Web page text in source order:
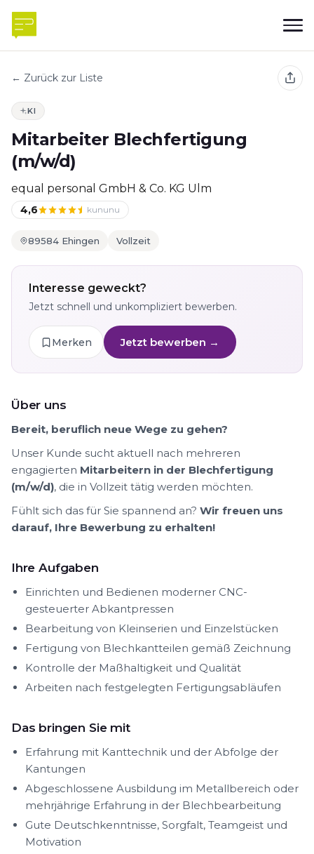
← Zurück zur Liste
KI
Mitarbeiter Blechfertigung
(m/w/d)
equal personal GmbH & Co. KG Ulm
4,6 kununu
89584 Ehingen Vollzeit
Interesse geweckt?
Jetzt schnell und unkompliziert bewerben.
Merken Jetzt bewerben →
Über uns
Bereit, beruflich neue Wege zu gehen?
Unser Kunde sucht aktuell nach mehreren
engagierten Mitarbeitern in der Blechfertigung
(m/w/d), die in Vollzeit tätig werden möchten.
Fühlt sich das für Sie spannend an? Wir freuen uns
darauf, Ihre Bewerbung zu erhalten!
Ihre Aufgaben
Einrichten und Bedienen moderner CNC-
gesteuerter Abkantpressen
Bearbeitung von Kleinserien und Einzelstücken
Fertigung von Blechkantteilen gemäß Zeichnung
Kontrolle der Maßhaltigkeit und Qualität
Arbeiten nach festgelegten Fertigungsabläufen
Das bringen Sie mit
Erfahrung mit Kanttechnik und der Abfolge der
Kantungen
Abgeschlossene Ausbildung im Metallbereich oder
mehrjährige Erfahrung in der Blechbearbeitung
Gute Deutschkenntnisse, Sorgfalt, Teamgeist und
Motivation